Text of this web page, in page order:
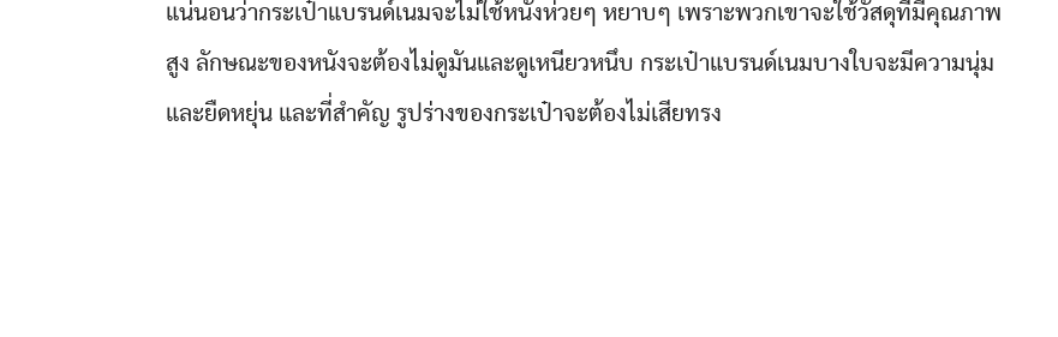
แน่นอนว่ากระเป๋าแบรนด์เนมจะไม่ใช้หนังห่วยๆ หยาบๆ เพราะพวกเขาจะใช้วัสดุที่มีคุณภาพ
สูง ลักษณะของหนังจะต้องไม่ดูมันและดูเหนียวหนึบ กระเป๋าแบรนด์เนมบางใบจะมีความนุ่ม
และยืดหยุ่น และที่สำคัญ รูปร่างของกระเป๋าจะต้องไม่เสียทรง